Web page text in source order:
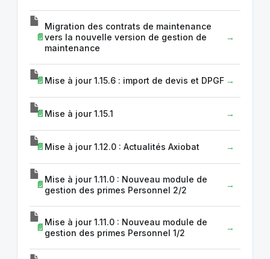
Migration des contrats de maintenance
vers la nouvelle version de gestion de
maintenance
Mise à jour 1.15.6 : import de devis et DPGF
Mise à jour 1.15.1
Mise à jour 1.12.0 : Actualités Axiobat
Mise à jour 1.11.0 : Nouveau module de
gestion des primes Personnel 2/2
Mise à jour 1.11.0 : Nouveau module de
gestion des primes Personnel 1/2